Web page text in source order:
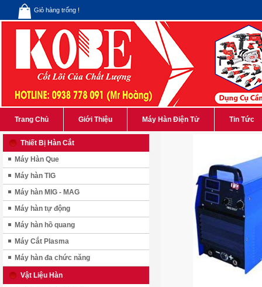
Giỏ hàng trống !
Trang Chủ Giới Thiệu Máy Hàn Điện Tử Tin Tức
Thiết Bị Hàn Cắt
Máy Hàn Que
Máy hàn TIG
Máy hàn MIG - MAG
Máy hàn tự động
Máy hàn hồ quang
Máy Cắt Plasma
Máy hàn đa chức năng
Vật Liệu Hàn